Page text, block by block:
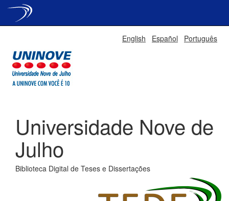
English Español Português
Universidade Nove de
Julho
Biblioteca Digital de Teses e Dissertações